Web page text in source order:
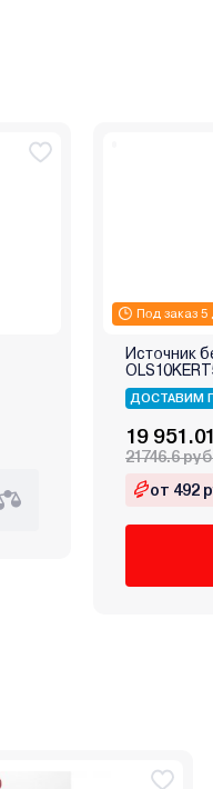
Под заказ 5
Источник
ДОСТАВИМ
19
21746.6
от 492